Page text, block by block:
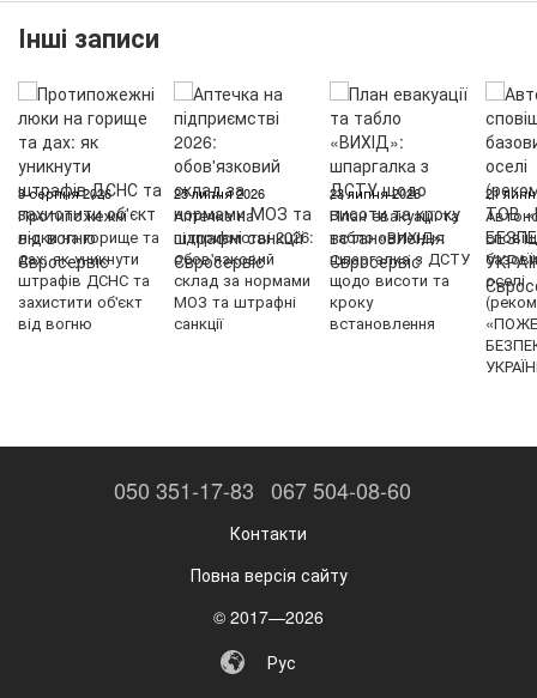
Інші записи
3 серпня 2026
Протипожежні
люки на горище та
дах: як уникнути
штрафів ДСНС та
захистити об'єкт
від вогню
25 липня 2026
Аптечка на
підприємстві 2026:
обов'язковий
склад за нормами
МОЗ та штрафні
санкції
23 липня 2026
План евакуації та
табло «ВИХІД»:
шпаргалка з ДСТУ
щодо висоти та
кроку
встановлення
21
оселі
050 351-17-83 067 504-08-60
Контакти
Повна версія сайту
© 2017—2026
Рус